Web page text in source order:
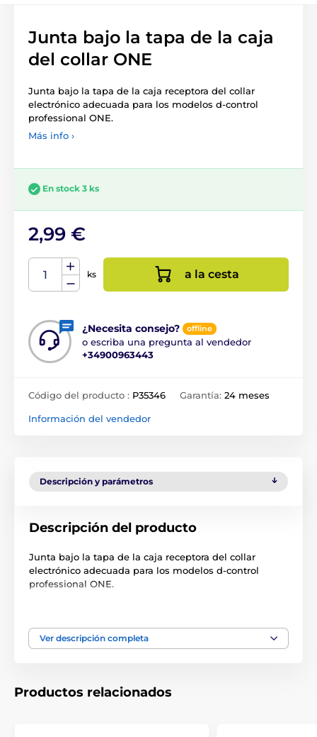
Junta bajo la tapa de la caja
del collar ONE
Junta bajo la tapa de la caja receptora del collar
electrónico adecuada para los modelos d-control
professional ONE.
Más info ›
En stock 3 ks
2,99 €
ks a la cesta
¿Necesita consejo? offline
o escriba una pregunta al vendedor
+34900963443
Código del producto : P35346 Garantía: 24 meses
Información del vendedor
Descripción y parámetros
Descripción del producto
Junta bajo la tapa de la caja receptora del collar
electrónico adecuada para los modelos d-control
professional ONE.
carácter ilustrativo.
Ver descripción completa
Productos relacionados